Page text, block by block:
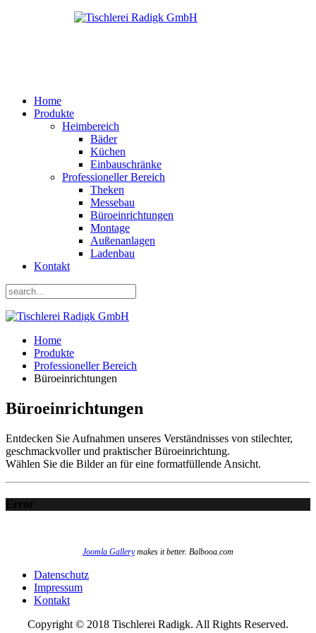
Home
Produkte
Heimbereich
Bäder
Küchen
Einbauschränke
Professioneller Bereich
Theken
Messebau
Büroeinrichtungen
Montage
Außenanlagen
Ladenbau
Kontakt
Home
Produkte
Professioneller Bereich
Büroeinrichtungen
Büroeinrichtungen
Entdecken Sie Aufnahmen unseres Verständnisses von stilechter,
geschmackvoller und praktischer Büroeinrichtung.
Wählen Sie die Bilder an für eine formatfüllende Ansicht.
Error
Joomla Gallerymakes it better. Balbooa.com
Datenschutz
Impressum
Kontakt
Copyright © 2018 Tischlerei Radigk. All Rights Reserved.